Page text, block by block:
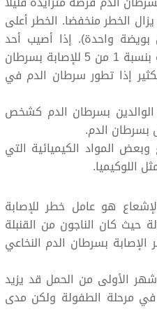
الخطر منخفضا. الخطر أعلى
بويضة واحدة). إذا أصيب أحد
التوأمين فإن الآخر لديه فرصة بنسبة 1 من 5 للإصابة بسرطان
إذا تطور سرطان الدم في
الوالدين بسرطان الدم كشخص
بسرطان الدم.
وبعض المواد الكيميائية التي
اللوكيميا.
هو عامل خطر للإصابة
حيث كان الناجون من القنبلة
الإصابة بسرطان الدم النخاعي
الأولى من الحمل قد يزيد
مرحلة الطفولة ولكن مدى